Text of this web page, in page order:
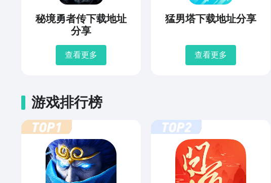
秘境勇者传下载地址
分享
查看更多
猛男塔下载地址分享
查看更多
游戏排行榜